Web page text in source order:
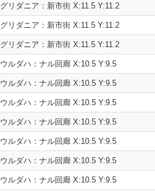
グリダニア：新市街 X:11.5 Y:11.2
グリダニア：新市街 X:11.5 Y:11.2
グリダニア：新市街 X:11.5 Y:11.2
ウルダハ：ナル回廊 X:10.5 Y:9.5
ウルダハ：ナル回廊 X:10.5 Y:9.5
ウルダハ：ナル回廊 X:10.5 Y:9.5
ウルダハ：ナル回廊 X:10.5 Y:9.5
ウルダハ：ナル回廊 X:10.5 Y:9.5
ウルダハ：ナル回廊 X:10.5 Y:9.5
ウルダハ：ナル回廊 X:10.5 Y:9.5